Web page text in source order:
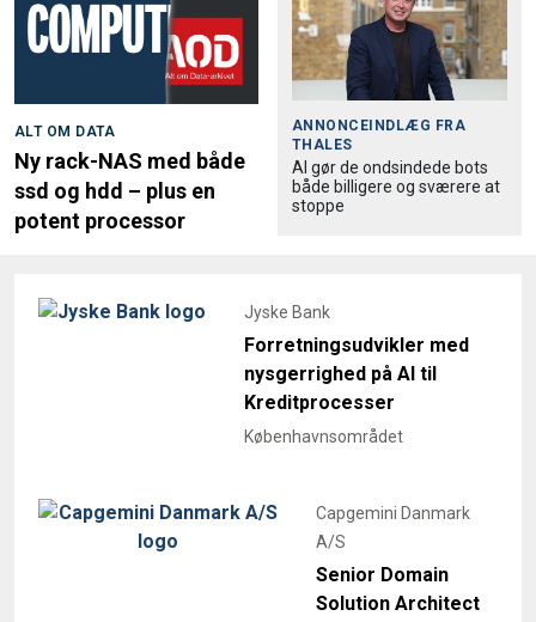
ALT OM DATA
Ny rack-NAS med både
ssd og hdd – plus en
potent processor
ANNONCEINDLÆG FRA
THALES
AI gør de ondsindede bots
både billigere og sværere at
stoppe
Jyske Bank
Forretningsudvikler med
nysgerrighed på AI til
Kreditprocesser
Københavnsområdet
Capgemini Danmark
A/S
Senior Domain
Solution Architect